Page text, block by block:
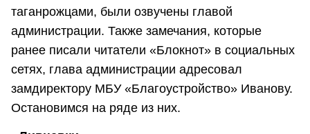
таганрожцами, были озвучены главой
администрации. Также замечания, которые
ранее писали читатели «Блокнот» в социальных
сетях, глава администрации адресовал
замдиректору МБУ «Благоустройство» Иванову.
Остановимся на ряде из них.